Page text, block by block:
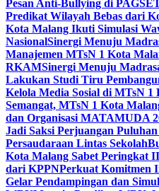
Pesan Anti-Bullying di
Predikat Wilayah Bebas dari
Kota Malang Ikuti Simulasi
NasionalSinergi Menuju
Manajemen MTsN 1 Kota
RKAMSinergi Menuju
Lakukan Studi Tiru
Kelola Media Sosial di MTsN 1
Semangat, MTsN 1 Kota
dan Organisasi MATAMUDA
Jadi Saksi Perjuangan
Persaudaraan Lintas Sekolah
Kota Malang Sabet Peringkat
dari KPPNPerkuat Komitmen
Gelar Pendampingan dan